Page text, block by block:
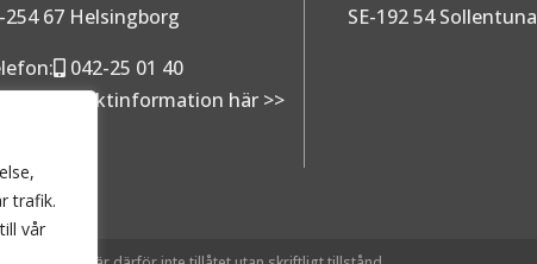
trafik.
vår
254 67 Helsingborg
042-25 01 40
Mer kontaktinformation här >>
SE-192 54 Sollentuna